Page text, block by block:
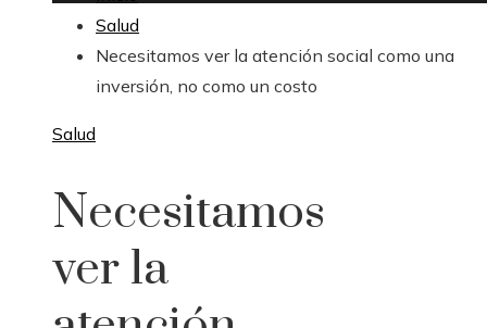
Salud
Necesitamos ver la atención social como una
inversión, no como un costo
Salud
Necesitamos
ver la